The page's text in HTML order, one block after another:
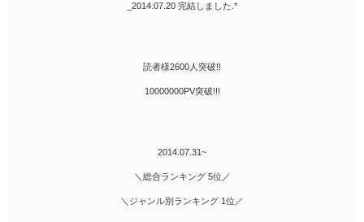
_2014.07.20 完結しました.*
読者様2600人突破!!
10000000PV突破!!!
2014.07.31~
＼総合ランキング 5位／
＼ジャンル別ランキング 1位／